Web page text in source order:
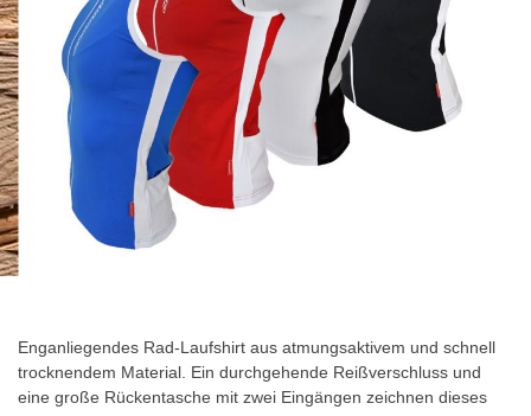
Bildgalerie
Enganliegendes Rad-Laufshirt aus atmungsaktivem und schnell
trocknendem Material. Ein durchgehende Reißverschluss und
eine große Rückentasche mit zwei Eingängen zeichnen dieses